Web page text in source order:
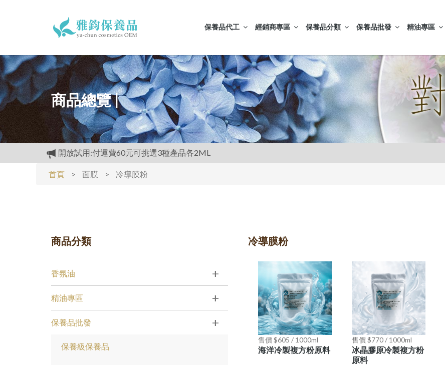
保養品代工 經銷商專區 保養品分類 保養品批發 精油專區
商品總覽 |
開放試用:付運費60元可挑選3種產品各2ML
滿仟送醫美級2ML樣品.1樣.買越多送越多
滿仟送醫美級2ML樣品.1樣.買越多送越多
購物禮:送夏日涼感劑100cc.只能噴衣服.不要噴皮膚
開放試用:付運費60元可挑選3種產品各2ML
首頁 > 面膜 > 冷導膜粉
商品分類
香氛油 +
精油專區 +
保養品批發
保養級保養品
+
冷導膜粉
售價 $605 / 1000ml
海洋冷製複方粉原料
售價 $770 / 1000ml
冰晶膠原冷製複方粉
原料